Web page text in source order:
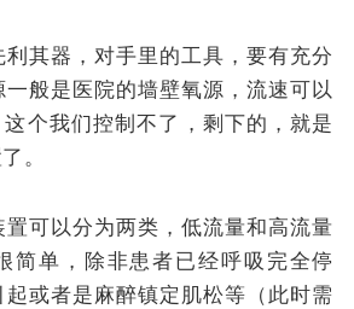
其器，对手里的工具，要有充分
般是医院的墙壁氧源，流速可以
个我们控制不了，剩下的，就是
。
可以分为两类，低流量和高流量
简单，除非患者已经呼吸完全停
或者是麻醉镇定肌松等（此时需